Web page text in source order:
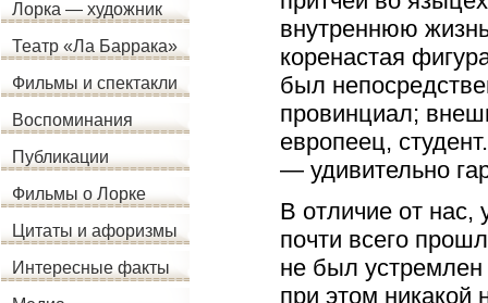
Лорка — художник
Театр «Ла Баррака»
Фильмы и спектакли
Воспоминания
Публикации
Фильмы о Лорке
Цитаты и афоризмы
Интересные факты
внутреннюю
коренастая
был
провинциал;
европеец,
— удивительно
В отличие от нас,
почти всего
не был
при этом никакой